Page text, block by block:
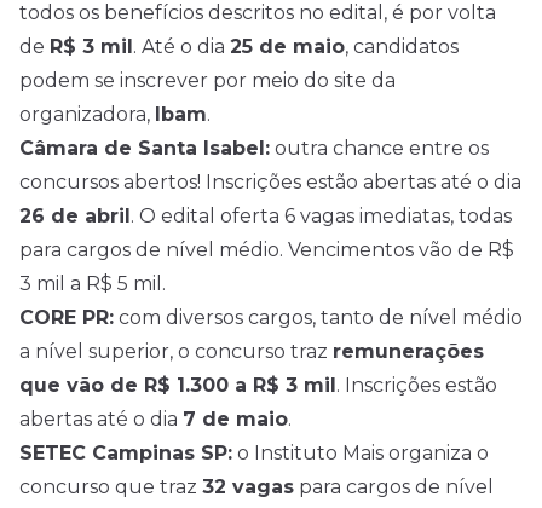
todos os benefícios descritos no edital, é por volta
de R$ 3 mil. Até o dia 25 de maio, candidatos
podem se inscrever por meio do site da
organizadora, Ibam.
Câmara de Santa Isabel: outra chance entre os
concursos abertos! Inscrições estão abertas até o dia
26 de abril. O edital oferta 6 vagas imediatas, todas
para cargos de nível médio. Vencimentos vão de R$
3 mil a R$ 5 mil.
CORE PR: com diversos cargos, tanto de nível médio
a nível superior, o concurso traz remunerações
que vão de R$ 1.300 a R$ 3 mil. Inscrições estão
abertas até o dia 7 de maio.
SETEC Campinas SP: o Instituto Mais organiza o
concurso que traz 32 vagas para cargos de nível